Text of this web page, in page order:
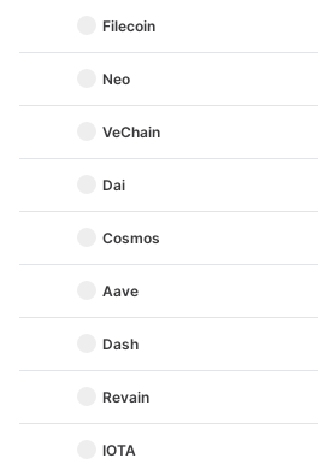
Filecoin
Neo
VeChain
Dai
Cosmos
Aave
Dash
Revain
IOTA